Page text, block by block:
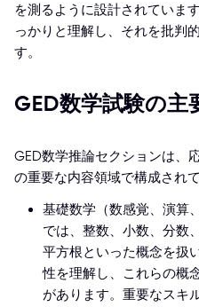
を測るように設計されていま
っかりと理解し、それを批判
す。
GED数学試験の主
GED数学推論セクションは、
の重要な内容領域で構成されて
基礎数学（数感覚、演算
では、整数、小数、分数
平方根といった概念を扱
性を理解し、これらの概
があります。重要なスキ